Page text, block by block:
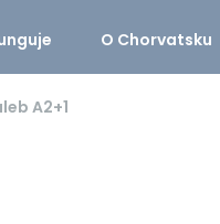
O Chorvatsku
A2+1